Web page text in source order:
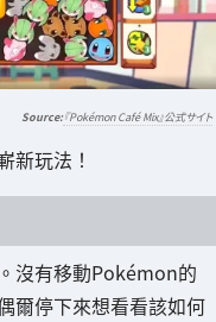
『Pokémon Café Mix』公式サイト
新玩法！
沒有移動Pokémon的
爾停下來想看看該如何